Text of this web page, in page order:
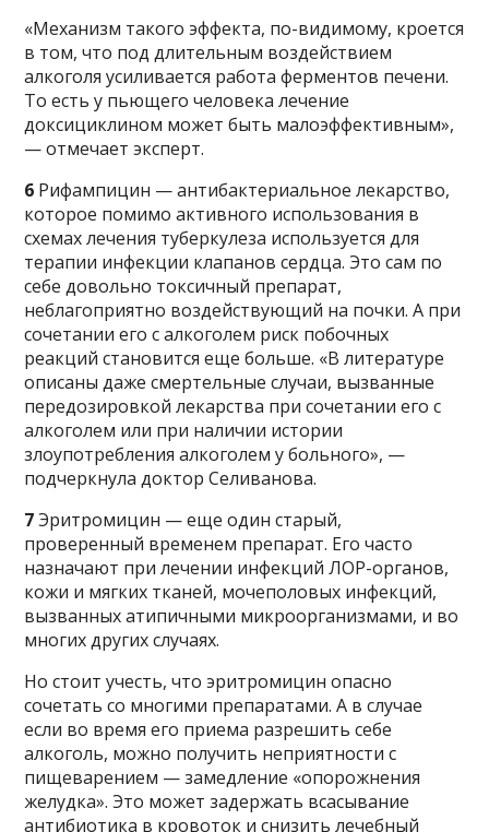
«Механизм такого эффекта, по-видимому, кроется
в том, что под длительным воздействием
алкоголя усиливается работа ферментов печени.
То есть у пьющего человека лечение
доксициклином может быть малоэффективным»,
— отмечает эксперт.
6 Рифампицин — антибактериальное лекарство,
которое помимо активного использования в
схемах лечения туберкулеза используется для
терапии инфекции клапанов сердца. Это сам по
себе довольно токсичный препарат,
неблагоприятно воздействующий на почки. А при
сочетании его с алкоголем риск побочных
реакций становится еще больше. «В литературе
описаны даже смертельные случаи, вызванные
передозировкой лекарства при сочетании его с
алкоголем или при наличии истории
злоупотребления алкоголем у больного», —
подчеркнула доктор Селиванова.
7Эритромицин — еще один старый,
проверенный временем препарат. Его часто
назначают при лечении инфекций ЛОР-органов,
кожи и мягких тканей, мочеполовых инфекций,
вызванных атипичными микроорганизмами, и во
многих других случаях.
Но стоит учесть, что эритромицин опасно
сочетать со многими препаратами. А в случае
если во время его приема разрешить себе
алкоголь, можно получить неприятности с
пищеварением — замедление «опорожнения
желудка». Это может задержать всасывание
антибиотика в кровоток и снизить лечебный